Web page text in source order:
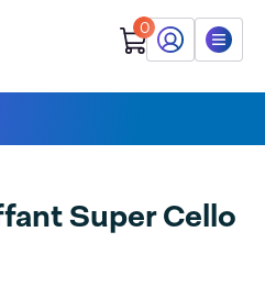
0
Mon Audion
Menu
Super Cello